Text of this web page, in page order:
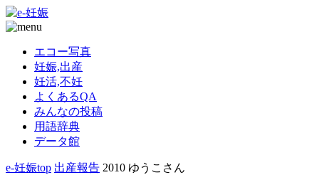
エコー写真
妊娠,出産
妊活,不妊
よくあるQA
みんなの投稿
用語辞典
データ館
e-妊娠top 出産報告 2010 ゆうこさん